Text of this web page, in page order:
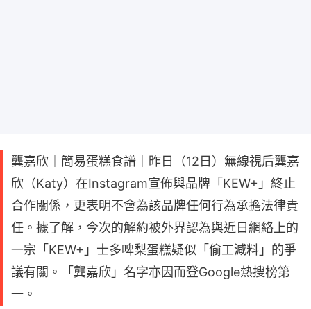
龔嘉欣｜簡易蛋糕食譜｜昨日（12日）無線視后龔嘉
欣（Katy）在Instagram宣佈與品牌「KEW+」終止
合作關係，更表明不會為該品牌任何行為承擔法律責
任。據了解，今次的解約被外界認為與近日網絡上的
一宗「KEW+」士多啤梨蛋糕疑似「偷工減料」的爭
議有關。「龔嘉欣」名字亦因而登Google熱搜榜第
一。